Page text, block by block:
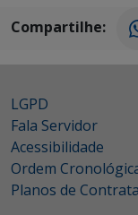
Compartilhe:
LGPD
Fala Servidor
Acessibilidade
Ordem
Planos de